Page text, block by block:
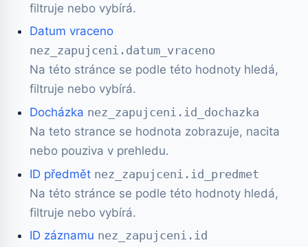
filtruje nebo vybírá.
Datum vraceno
nez_zapujceni.datum_vraceno
Na této stránce se podle této hodnoty hledá,
filtruje nebo vybírá.
Docházka nez_zapujceni.id_dochazka
Na teto strance se hodnota zobrazuje, nacita
nebo pouziva v prehledu.
ID předmět nez_zapujceni.id_predmet
Na této stránce se podle této hodnoty hledá,
filtruje nebo vybírá.
ID záznamu nez_zapujceni.id